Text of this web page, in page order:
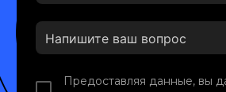
Предоставляя данные, вы